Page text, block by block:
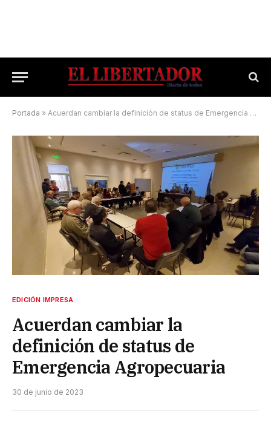
Portada » Acuerdan cambiar la definición de status de Emergencia Agropecuaria
EDICIÓN IMPRESA
Acuerdan cambiar la
definición de status de
Emergencia Agropecuaria
30 de junio de 2023